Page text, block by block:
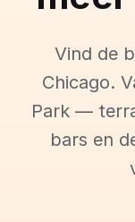
Vind de
Chicago.
Park —
bars en